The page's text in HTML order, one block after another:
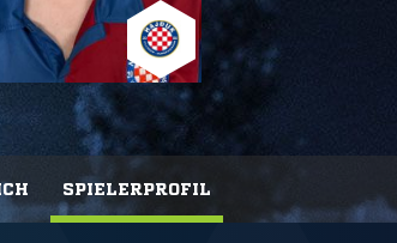
SPIELERPROFIL